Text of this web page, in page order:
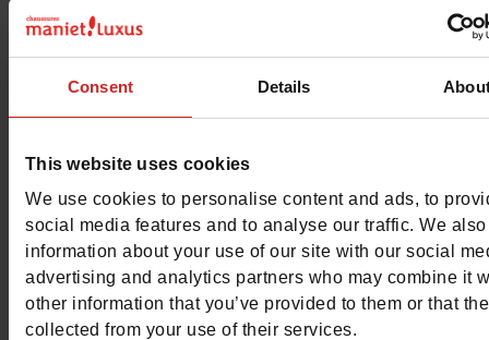
Consent Details
This website uses cookies
We use cookies to personalise content and ads, to
social media features and to analyse our traffic. We
information about your use of our site with our social
advertising and analytics partners who may combine it
other information that you’ve provided to them or that
collected from your use of their services.
100% veilige betaling met Ingenico -
Dit artikel kan niet gereserveerd worden
Detail
Materialen